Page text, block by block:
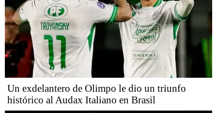
Un exdelantero de Olimpo le dio un triunfo
histórico al Audax Italiano en Brasil